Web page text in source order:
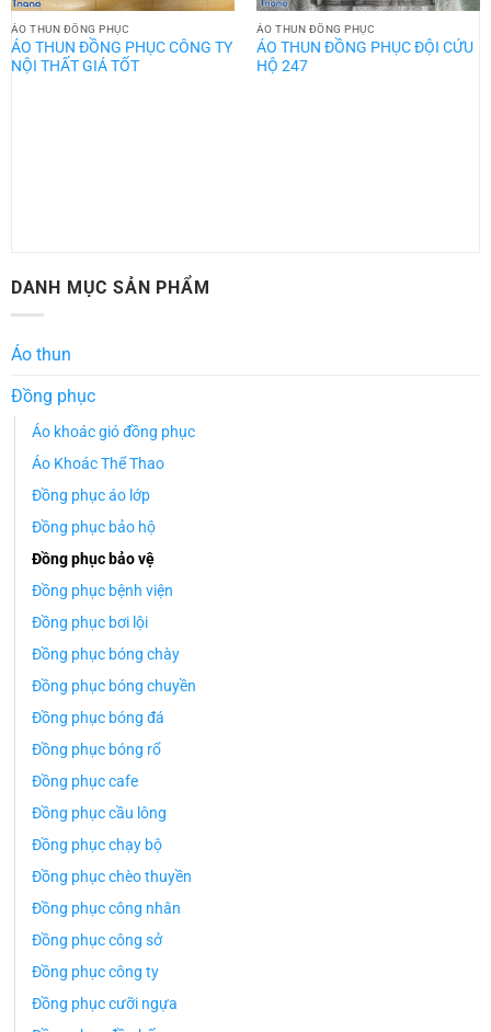
ÁO THUN ĐỒNG PHỤC
ÁO THUN ĐỒNG PHỤC CÔNG TY
NỘI THẤT GIÁ TỐT
ÁO THUN ĐỒNG PHỤC
ÁO THUN ĐỒNG PHỤC ĐỘI CỨU
HỘ 247
DANH MỤC SẢN PHẨM
Áo thun
Đồng phục
Áo khoác gió đồng phục
Áo Khoác Thể Thao
Đồng phục áo lớp
Đồng phục bảo hộ
Đồng phục bảo vệ
Đồng phục bệnh viện
Đồng phục bơi lội
Đồng phục bóng chày
Đồng phục bóng chuyền
Đồng phục bóng đá
Đồng phục bóng rổ
Đồng phục cafe
Đồng phục cầu lông
Đồng phục chạy bộ
Đồng phục chèo thuyền
Đồng phục công nhân
Đồng phục công sở
Đồng phục công ty
Đồng phục cưỡi ngựa